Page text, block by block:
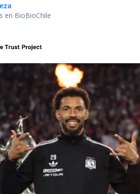
en BioBioChile